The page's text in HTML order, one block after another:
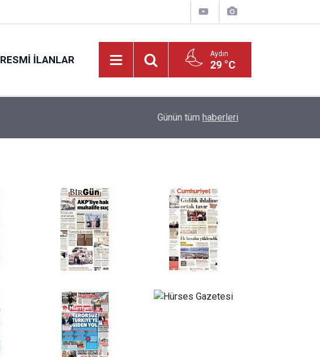
RESMI İLANLAR Aydın
29 °C
Nazilli'de motosiklet kazası: 16 yaşındaki
Günün tüm haberleri